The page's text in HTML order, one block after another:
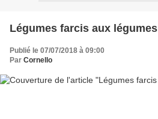
Légumes farcis aux légumes
Publié le 07/07/2018 à 09:00
Par Cornello